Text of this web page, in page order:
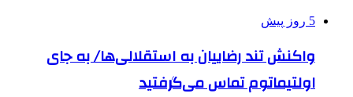
5 روز پیش
واکنش تند رضاییان به استقلالی‌ها/ به جای
اولتیماتوم تماس می‌گرفتید